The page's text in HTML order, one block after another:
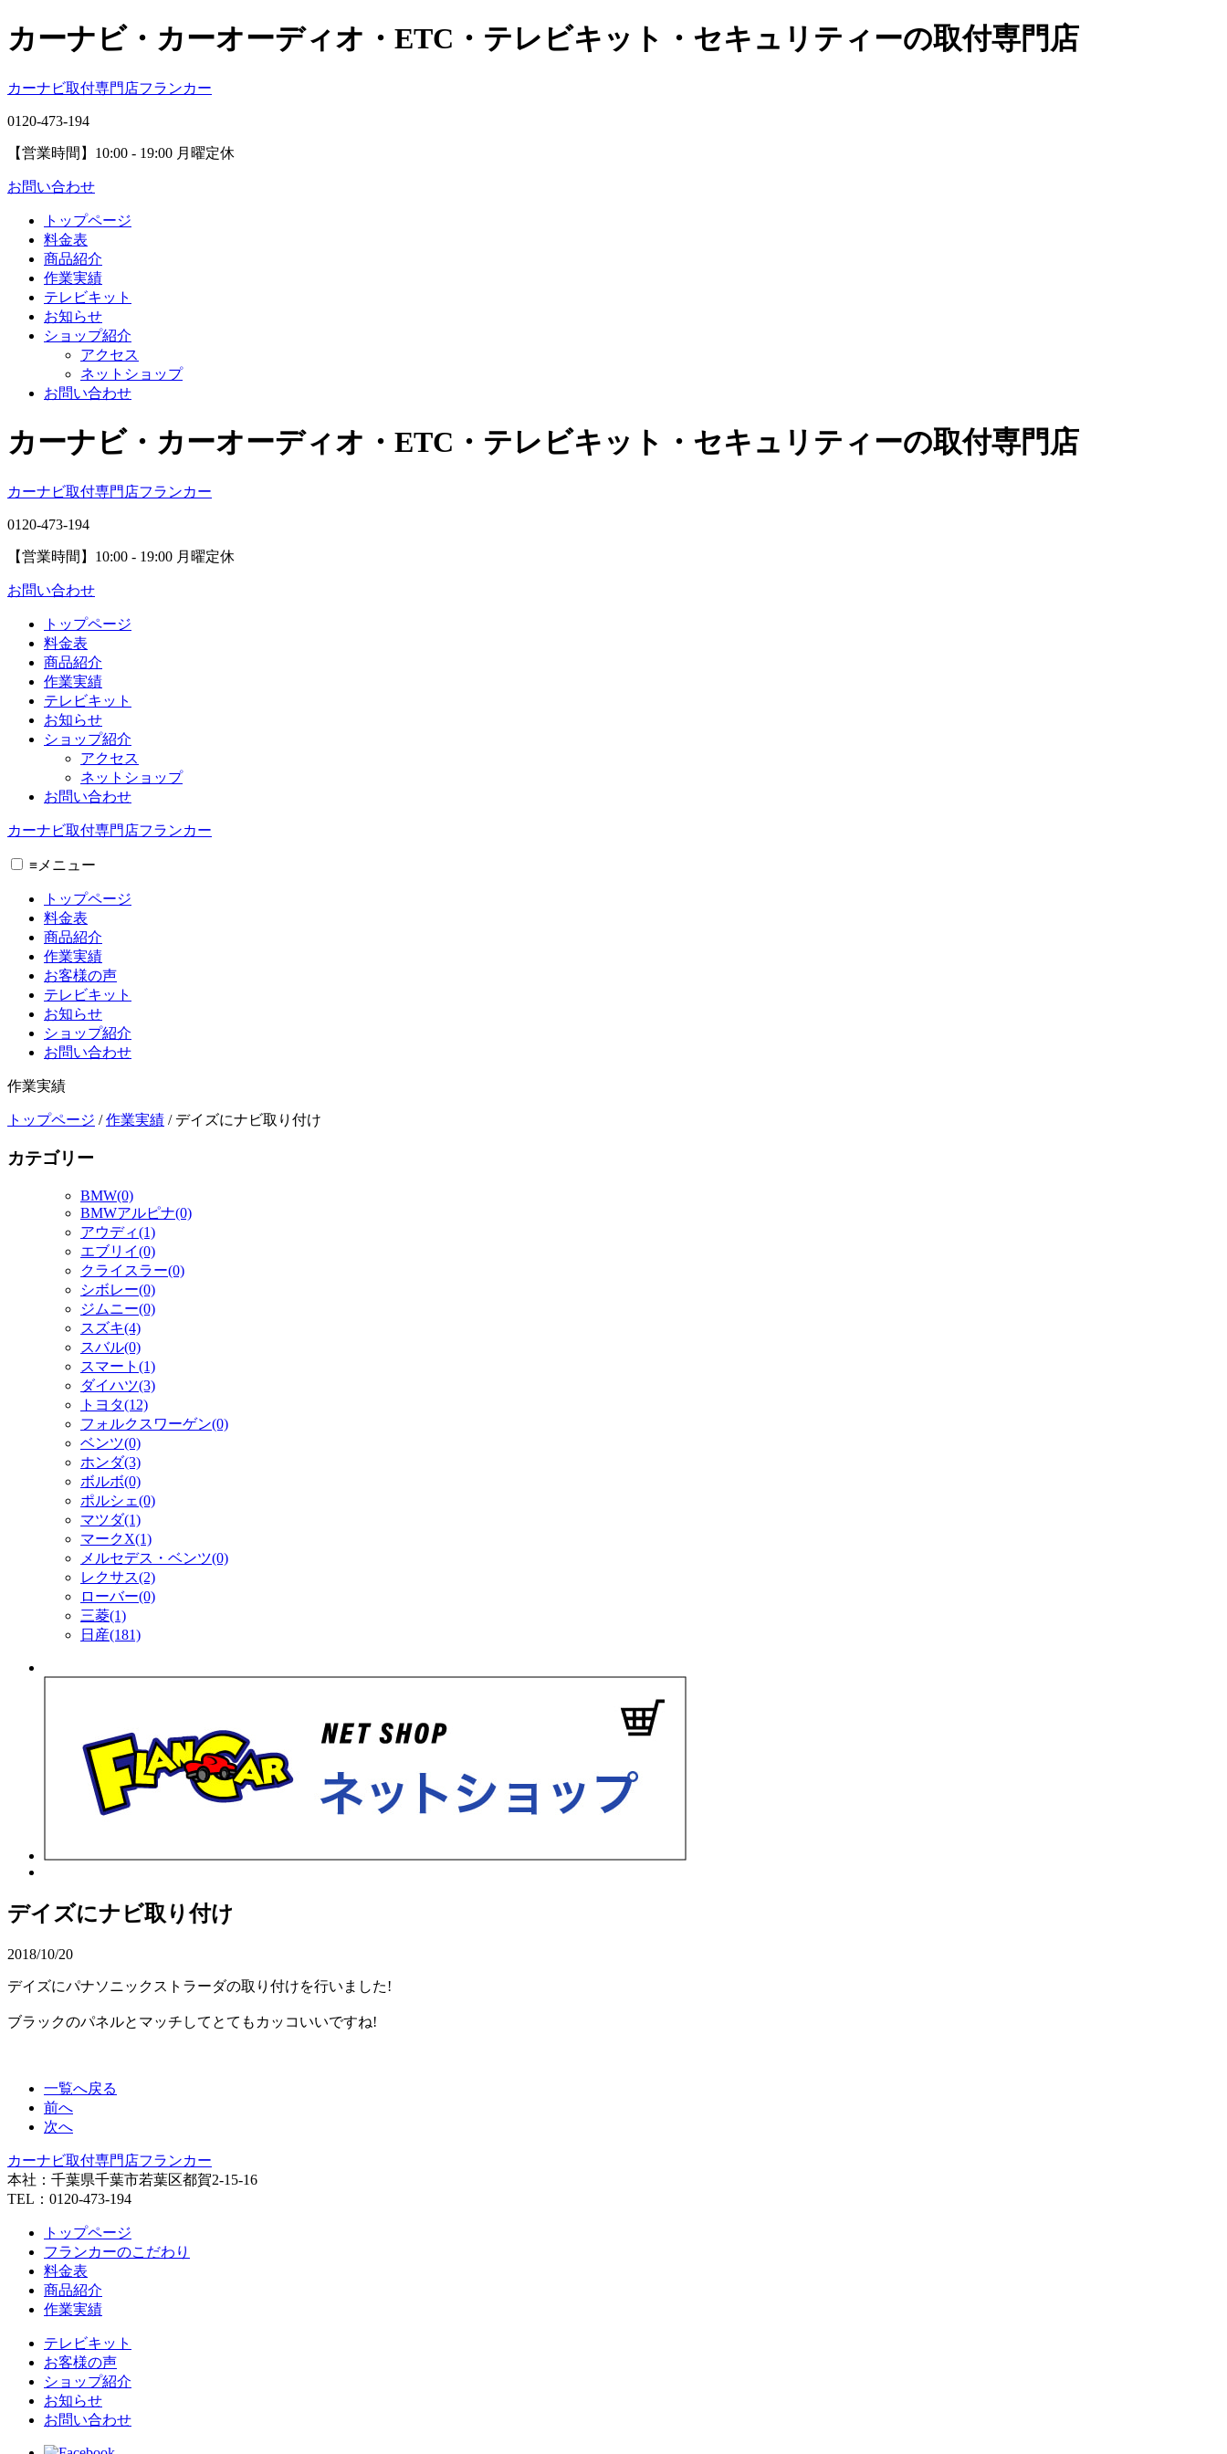
カーナビ・カーオーディオ・ETC・テレビキット・セキュリティーの取付専門店
カーナビ取付専⾨店フランカー
0120-473-194
【営業時間】 10:00 - 19:00 月曜定休
お問い合わせ
トップページ
料金表
商品紹介
作業実績
テレビキット
お知らせ
ショップ紹介
アクセス
ネットショップ
お問い合わせ
カーナビ・カーオーディオ・ETC・テレビキット・セキュリティーの取付専門店
カーナビ取付専⾨店フランカー
0120-473-194
【営業時間】 10:00 - 19:00 月曜定休
お問い合わせ
トップページ
料金表
商品紹介
作業実績
テレビキット
お知らせ
ショップ紹介
アクセス
ネットショップ
お問い合わせ
カーナビ取付専⾨店フランカー
≡ メニュー
トップページ
料金表
商品紹介
作業実績
お客様の声
テレビキット
お知らせ
ショップ紹介
お問い合わせ
作業実績
トップページ /作業実績 / デイズにナビ取り付け
カテゴリー
BMW(0)
BMWアルピナ(0)
アウディ(1)
エブリイ(0)
クライスラー(0)
シボレー(0)
ジムニー(0)
スズキ(4)
スバル(0)
スマート(1)
ダイハツ(3)
トヨタ(12)
フォルクスワーゲン(0)
ベンツ(0)
ホンダ(3)
ボルボ(0)
ポルシェ(0)
マツダ(1)
マークX(1)
メルセデス・ベンツ(0)
レクサス(2)
ローバー(0)
三菱(1)
日産(181)
デイズにナビ取り付け
2018/10/20
デイズにパナソニックストラーダの取り付けを行いました!
ブラックのパネルとマッチしてとてもカッコいいですね!
一覧へ戻る
前へ
次へ
カーナビ取付専⾨店フランカー
本社：千葉県千葉市若葉区都賀2-15-16
TEL：0120-473-194
トップページ
フランカーのこだわり
料金表
商品紹介
作業実績
テレビキット
お客様の声
ショップ紹介
お知らせ
お問い合わせ